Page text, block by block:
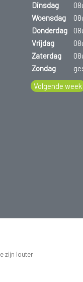
Dinsdag
Woensdag
Donderdag
Vrijdag
Zaterdag
Zondag
Volgende week
zijn louter